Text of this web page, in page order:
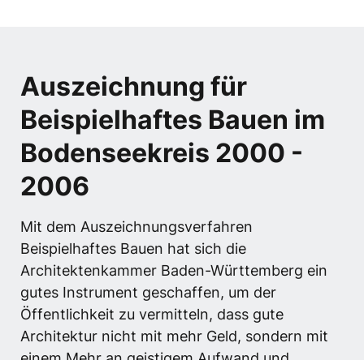
Auszeichnung für
Beispielhaftes Bauen im
Bodenseekreis 2000 -
2006
Mit dem Auszeichnungsverfahren
Beispielhaftes Bauen hat sich die
Architektenkammer Baden-Württemberg ein
gutes Instrument geschaffen, um der
Öffentlichkeit zu vermitteln, dass gute
Architektur nicht mit mehr Geld, sondern mit